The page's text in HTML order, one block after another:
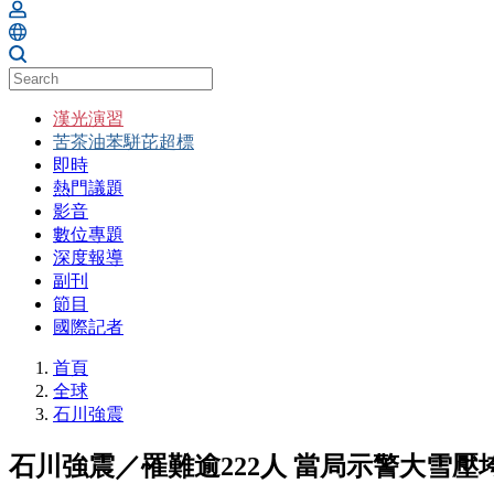
漢光演習
苦茶油苯駢芘超標
即時
熱門議題
影音
數位專題
深度報導
副刊
節目
國際記者
首頁
全球
石川強震
石川強震／罹難逾222人 當局示警大雪壓